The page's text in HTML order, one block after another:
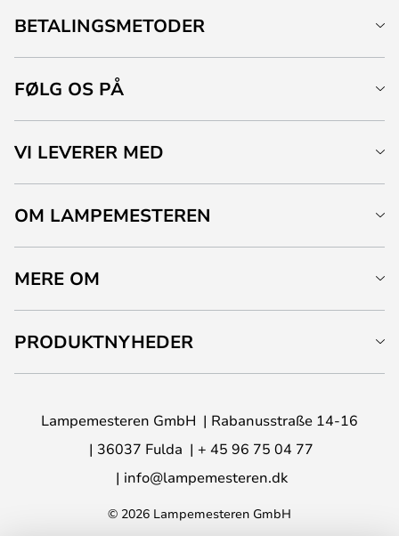
BETALINGSMETODER
FØLG OS PÅ
VI LEVERER MED
OM LAMPEMESTEREN
MERE OM
PRODUKTNYHEDER
Lampemesteren GmbH
Rabanusstraße 14-16
36037 Fulda
+ 45 96 75 04 77
info@lampemesteren.dk
© 2026 Lampemesteren GmbH